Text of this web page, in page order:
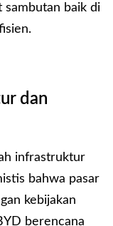
sambutan baik di
dan
infrastruktur
bahwa pasar
kebijakan
berencana